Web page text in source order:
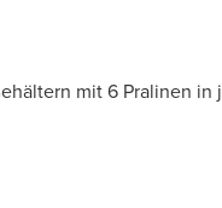
mit 6 Pralinen in